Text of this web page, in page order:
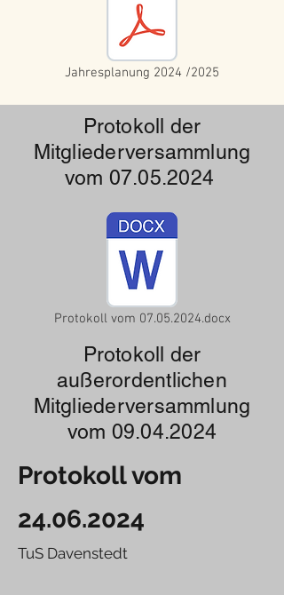
Jahresplanung 2024 /2025
Protokoll der
Mitgliederversammlung
vom 07.05.2024
Protokoll vom 07.05.2024.docx
Protokoll der
außerordentlichen
Mitgliederversammlung
vom 09.04.2024
Protokoll vom
24.06.2024
TuS Davenstedt